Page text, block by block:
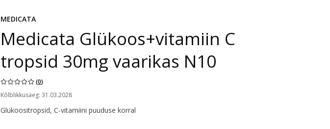
MEDICATA
Medicata Glükoos+vitamiin C
tropsid 30mg vaarikas N10
(0)
Kõlblikkusaeg: 31.03.2028
Glükoositropsid, C-vitamiini puuduse korral